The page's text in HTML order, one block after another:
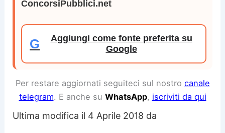
ConcorsiPubblici.net
G
Aggiungi come fonte preferita su
Google
Per restare aggiornati seguiteci sul nostro canale
telegram. E anche su WhatsApp, iscriviti da qui
Ultima modifica il 4 Aprile 2018 da